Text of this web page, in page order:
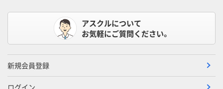
アスクルについて
お気軽にご質問ください。
新規会員登録
ログイン